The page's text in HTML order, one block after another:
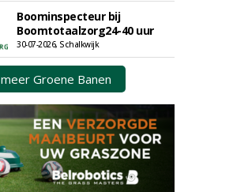
Boominspecteur bij
Boomtotaalzorg24-40 uur
30-07-2026, Schalkwijk
meer Groene Banen